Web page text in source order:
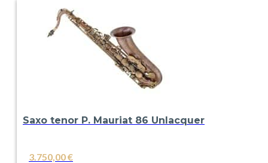
Saxo tenor P. Mauriat 86 Unlacquer
3.750,00€